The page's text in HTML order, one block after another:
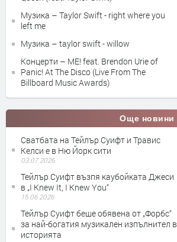
Музика – Taylor Swift - right where you
left me
Музика – taylor swift - willow
Концерти – ME! feat. Brendon Urie of
Panic! At The Disco (Live From The
Billboard Music Awards)
Още новини
Сватбата на Тейлър Суифт и Травис
Келси е в Ню Йорк сити
03.07.2026
Тейлър Суифт възпя каубойката Джеси
в „I Knew It, I Knew You“
15.06.2026
Тейлър Суифт беше обявена от „Форбс“
за най-богатия музикален изпълнител в
историята